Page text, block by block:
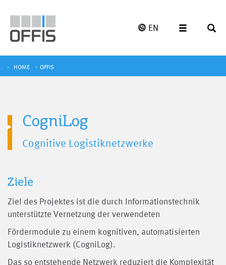
EN
HOME OFFIS
CogniLog
Cognitive Logistiknetzwerke
Ziele
Ziel des Projektes ist die durch Informationstechnik
unterstützte Vernetzung der verwendeten
Fördermodule zu einem kognitiven, automatisierten
Logistiknetzwerk (CogniLog).
Das so entstehende Netzwerk reduziert die Komplexität